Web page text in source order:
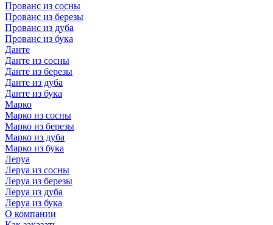
Прованс из сосны
Прованс из березы
Прованс из дуба
Прованс из бука
Данте
Данте из сосны
Данте из березы
Данте из дуба
Данте из бука
Марко
Марко из сосны
Марко из березы
Марко из дуба
Марко из бука
Леруа
Леруа из сосны
Леруа из березы
Леруа из дуба
Леруа из бука
О компании